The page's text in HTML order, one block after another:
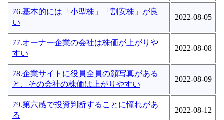
76.基本的には「小型株」「割安株」が良
い
2022-08-05
77.オーナー企業の会社は株価が上がりや
すい
2022-08-08
78.企業サイトに役員全員の顔写真がある
と、その会社の株価は上がりやすい
2022-08-09
79.第六感で投資判断することに憧れがあ
る
2022-08-12